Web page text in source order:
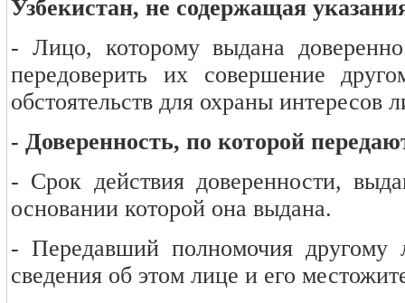
Узбекистан, не содержащая
- Лицо, которому выдана
передоверить их совершение
обстоятельств для охраны интересов
- Доверенность, по которой
- Срок действия доверенности,
основании которой она выдана.
- Передавший полномочия другому
сведения об этом лице и его